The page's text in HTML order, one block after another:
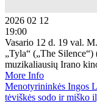
2026 02 12
19:00
Vasario 12 d. 19 val.
„Tyla“ („The
muzikaliausių Irano
More Info
Menotyrininkės Ingos
tėviškės sodo ir miško